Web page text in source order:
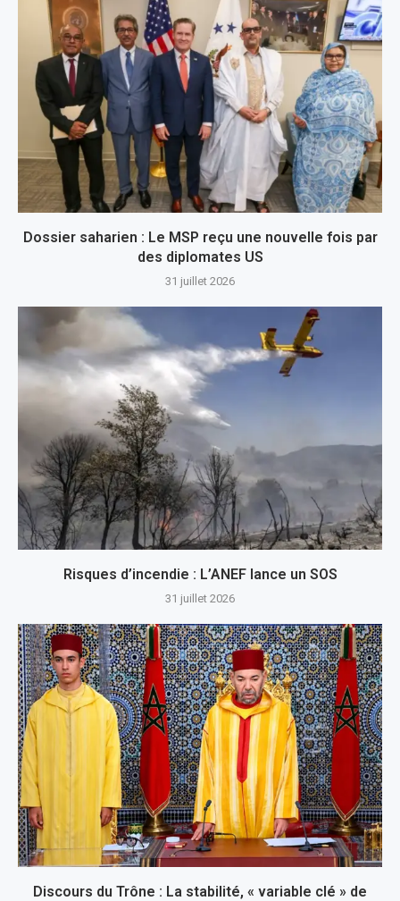
Dossier saharien : Le MSP reçu une nouvelle fois par
des diplomates US
31 juillet 2026
Risques d’incendie : L’ANEF lance un SOS
31 juillet 2026
Discours du Trône : La stabilité, « variable clé » de